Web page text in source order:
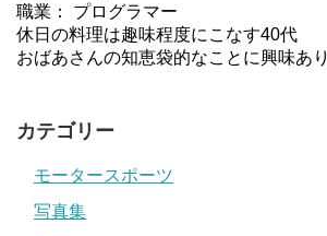
職業： プログラマー
休日の料理は趣味程度にこなす40代
おばあさんの知恵袋的なことに興味あり
カテゴリー
モータースポーツ
写真集